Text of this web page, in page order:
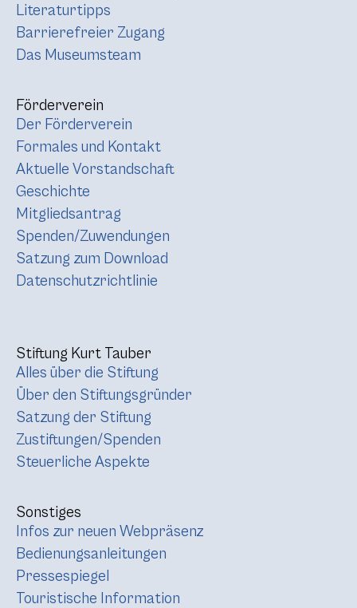
Literaturtipps
Barrierefreier Zugang
Das Museumsteam
Förderverein
Der Förderverein
Formales und Kontakt
Aktuelle Vorstandschaft
Geschichte
Mitgliedsantrag
Spenden/Zuwendungen
Satzung zum Download
Datenschutzrichtlinie
Stiftung Kurt Tauber
Alles über die Stiftung
Über den Stiftungsgründer
Satzung der Stiftung
Zustiftungen/Spenden
Steuerliche Aspekte
Sonstiges
Infos zur neuen Webpräsenz
Bedienungsanleitungen
Pressespiegel
Touristische Information